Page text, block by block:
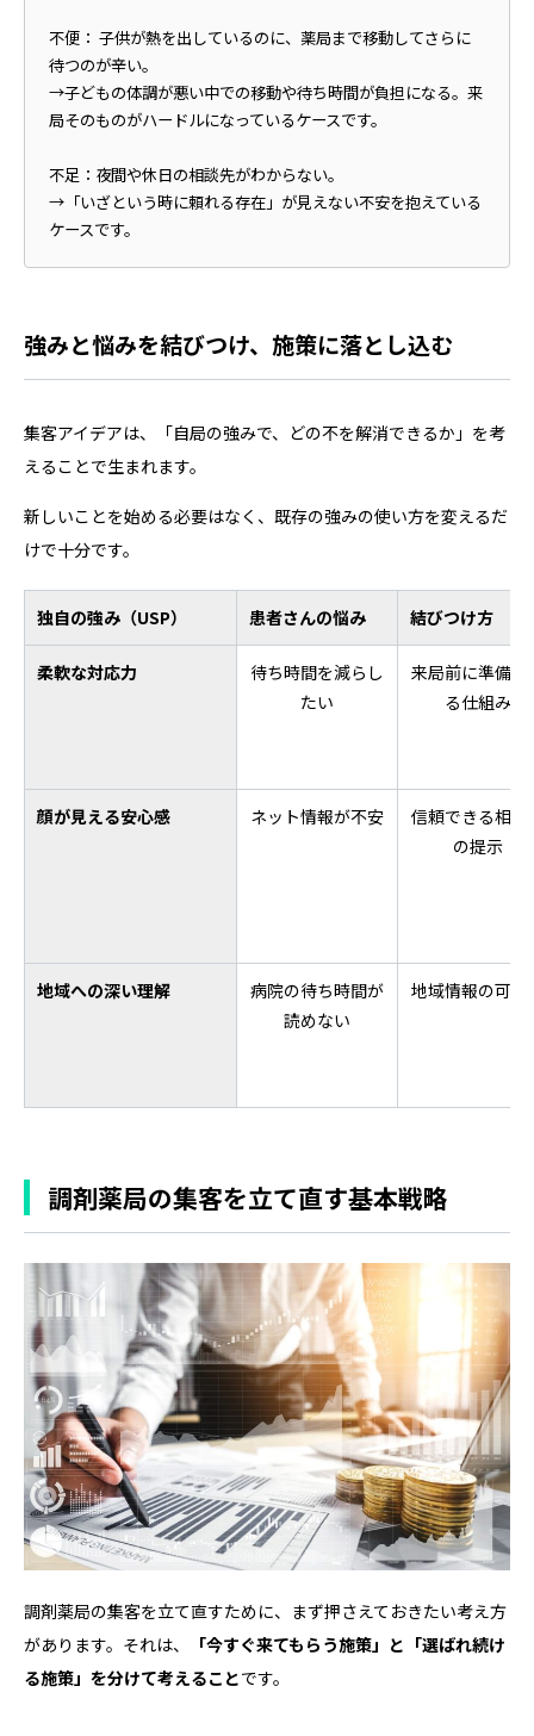
不便： 子供が熱を出しているのに、薬局まで移動してさらに
待つのが辛い。
→子どもの体調が悪い中での移動や待ち時間が負担になる。来
局そのものがハードルになっているケースです。
不足：夜間や休日の相談先がわからない。
→「いざという時に頼れる存在」が見えない不安を抱えている
ケースです。
強みと悩みを結びつけ、施策に落とし込む
集客アイデアは、「自局の強みで、どの不を解消できるか」を考
えることで生まれます。
新しいことを始める必要はなく、既存の強みの使い方を変えるだ
けで十分です。
独自の強み（USP） 患者さんの悩み 結びつけ方
柔軟な対応力
待ち時間を減らし
たい
来局前に準備で
る仕組み
顔が見える安心感 ネット情報が不安
信頼できる相談
の提示
地域への深い理解
病院の待ち時間が
読めない
地域情報の可視
調剤薬局の集客を立て直す基本戦略
調剤薬局の集客を立て直すために、まず押さえておきたい考え方
があります。それは、
「今すぐ来てもらう施策」と「選ばれ続け
る施策」を分けて考えることです。